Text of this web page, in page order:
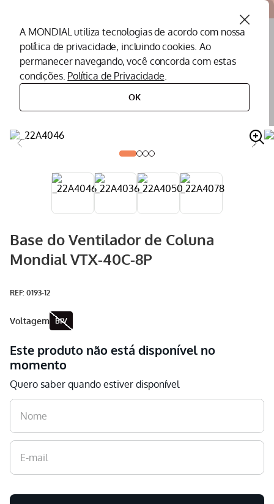
A MONDIAL utiliza tecnologias de acordo com nossa
política de privacidade, incluindo cookies. Ao
permanecer navegando, você concorda com estas
condições. Política de Privacidade.
OK
O que você procura?
peças para ventiladores
Base do Ventilador de Coluna
Mondial VTX-40C-8P
: 0193-12
voltagem BIV
Este produto não está disponível no
momento
Quero saber quando estiver disponível
2º Air Fryer
Assistencia Tecnica
7º Panificadora
9º Aspirador
Multiprocessador